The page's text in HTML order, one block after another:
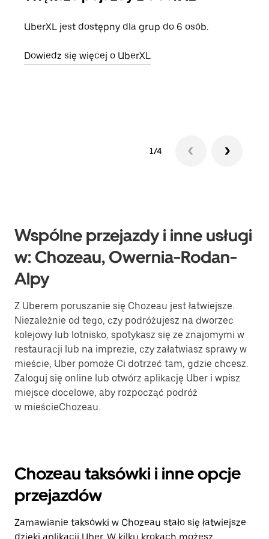
UberXL jest dostępny dla grup do 6 osób.
Dowiedz się więcej o UberXL
1/4
Wspólne przejazdy i inne usługi
w: Chozeau, Owernia-Rodan-
Alpy
Z Uberem poruszanie się Chozeau jest łatwiejsze.
Niezależnie od tego, czy podróżujesz na dworzec
kolejowy lub lotnisko, spotykasz się ze znajomymi w
restauracji lub na imprezie, czy załatwiasz sprawy w
mieście, Uber pomoże Ci dotrzeć tam, gdzie chcesz.
Zaloguj się online lub otwórz aplikację Uber i wpisz
miejsce docelowe, aby rozpocząć podróż
w mieścieChozeau.
Chozeau taksówki i inne opcje
przejazdów
Zamawianie taksówki w Chozeau stało się łatwiejsze